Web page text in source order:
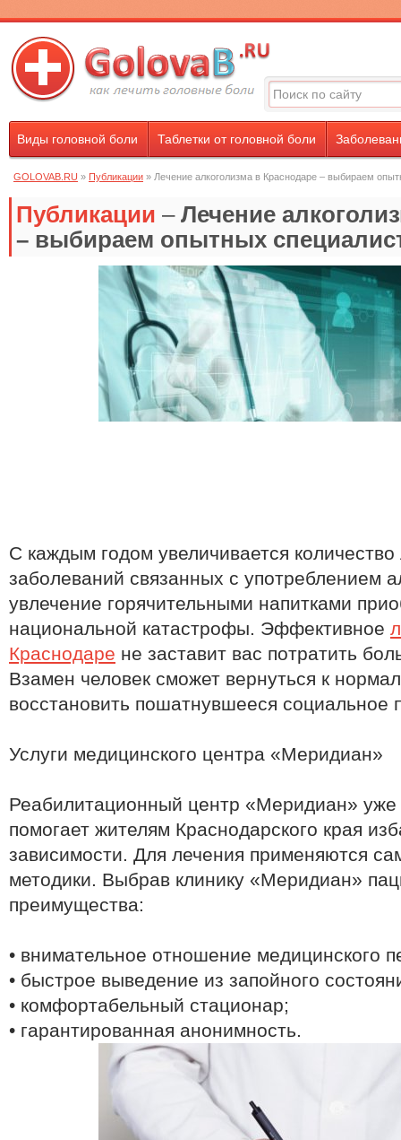
Виды головной боли Таблетки от головной боли
GOLOVAB.RU » Публикации » Лечение алкоголизма в Краснодаре – выбираем
Публикации – Лечение
– выбираем опытных
С каждым годом увеличивается
заболеваний связанных с употреблением
увлечение горячительными напитками
национальной катастрофы. Эффективное
Краснодаре не заставит вас потратить
Взамен человек сможет вернуться к
восстановить пошатнувшееся социальное
Услуги медицинского центра «Меридиан»
Реабилитационный центр «Меридиан» уже
помогает жителям Краснодарского края
зависимости. Для лечения применяются
методики. Выбрав клинику «Меридиан»
преимущества:
• внимательное отношение медицинского
• быстрое выведение из запойного
• комфортабельный стационар;
• гарантированная анонимность.